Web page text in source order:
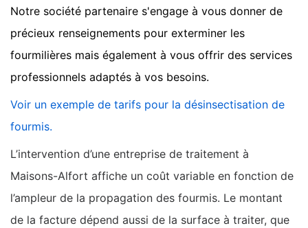
Notre société partenaire s'engage à vous donner de
précieux renseignements pour exterminer les
fourmilières mais également à vous offrir des services
professionnels adaptés à vos besoins.
Voir un exemple de tarifs pour la désinsectisation de
fourmis.
L’intervention d’une entreprise de traitement à
Maisons-Alfort affiche un coût variable en fonction de
l’ampleur de la propagation des fourmis. Le montant
de la facture dépend aussi de la surface à traiter, que